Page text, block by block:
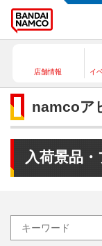
店舗情報 イ
namcoア
入荷景品